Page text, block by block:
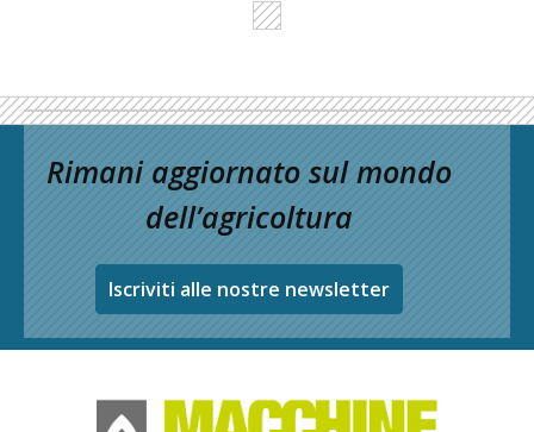
Rimani aggiornato sul mondo
dell’agricoltura
Iscriviti alle nostre newsletter